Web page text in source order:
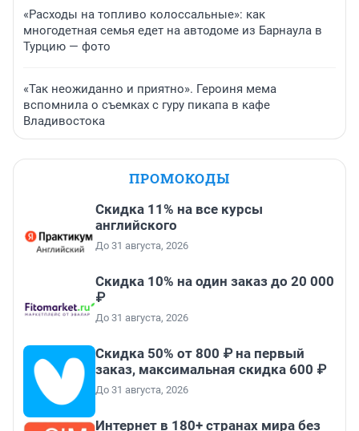
«Расходы на топливо колоссальные»: как
многодетная семья едет на автодоме из Барнаула в
Турцию — фото
«Так неожиданно и приятно». Героиня мема
вспомнила о съемках с гуру пикапа в кафе
Владивостока
ПРОМОКОДЫ
Скидка 11% на все курсы
английского
До 31 августа, 2026
Скидка 10% на один заказ до 20 000
₽
До 31 августа, 2026
Скидка 50% от 800 ₽ на первый
заказ, максимальная скидка 600 ₽
До 31 августа, 2026
Интернет в 180+ странах мира без